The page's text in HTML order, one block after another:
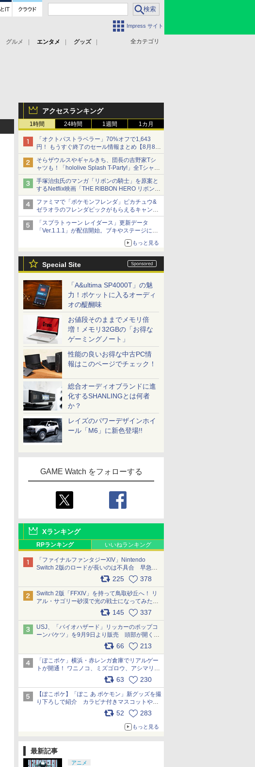
Impress サイト
全カテゴリ
グルメ エンタメ
グッズ
アクセスランキング
1時間 24時間 1週間 1カ月
「オクトパストラベラー」70%オフで1,643
円！ もうすぐ終了のセール情報まとめ【8月8日
更新】
ニンテンドーeショップでは「大神 絶景版」が
67%オフで990円
そらザウルスやギャルきち、団長の吉野家Tシ
ャツも！「hololive Splash T-Party!」全Tシャツ
ラインナップ公開＆オンライン販売開始
手塚治虫氏のマンガ「リボンの騎士」を原案と
するNetflix映画「THE RIBBON HERO リボンヒ
ーロー」本日配信開始
ファミマで「ポケモンフレンダ」ピカチュウ&
ゼラオラのフレンダピックがもらえるキャンペ
ーン開催！
「スプラトゥーン レイダース」更新データ
「Ver.1.1.1」が配信開始。ブキやステージに関
もっと見る
Special Site
「A&ultima SP4000T」の魅
力！ポケットに入るオーディ
オの醍醐味
お値段そのままでメモリ倍
増！メモリ32GBの「お得な
ゲーミングノート」
性能の良いお得な中古PC情
報はこのページでチェック！
総合オーディオブランドに進
化するSHANLINGとは何者
か？
レイズのパワーデザインホイ
ール「M6」に新色登場!!
GAME Watch をフォローする
Xランキング
RPランキング いいねランキング
「ファイナルファンタジーXIV」Nintendo
Switch 2版のロードが長いのは不具合 早急に
アップデートできるよう対応中225 378
Switch 2版「FFXIV」を持って鳥取砂丘へ！ リ
アル・サゴリー砂漠で光の戦士になってみた
145 337
USJ、「バイオハザード」リッカーのポップコ
ーンバケツ」を9月9日より販売 頭部が開く仕
組み。味は恐怖を堪のう「味噌フレーバー」
66 213
「ぽこポケ」横浜・赤レンガ倉庫でリアルゲー
トが開通！ ワニノコ、ミズゴロウ、アシマリ登
場シーンをレポート pic.x.com/LDgEByVl6D
63 230
【ぽこポケ】「ぽこ あ ポケモン」新グッズを撮
り下ろしで紹介 カラビナ付きマスコットやス
52 283
もっと見る
最新記事
アニメ